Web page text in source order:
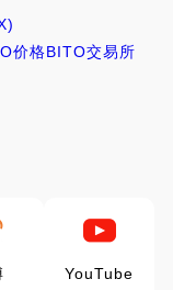
价格BITO交易所
YouTube